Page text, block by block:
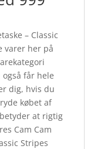
– Classic
varer her på
får hele
dig, hvis du
købet af
at rigtig
Cam Cam
Stripes